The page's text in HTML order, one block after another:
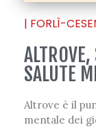
| FORLÌ-
ALTROVE,
SALUTE
Altrove è il
mentale dei